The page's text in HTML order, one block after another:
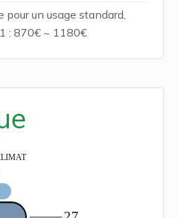
un usage standard,
: 870€ ~ 1180€